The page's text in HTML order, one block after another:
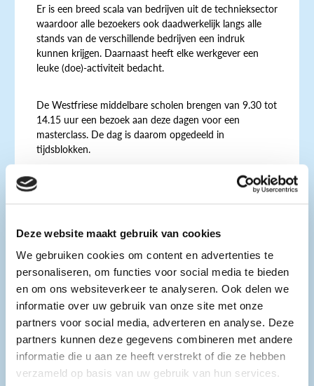
Deze website maakt gebruik van cookies
We gebruiken cookies om content en advertenties te
personaliseren, om functies voor social media te bieden
en om ons websiteverkeer te analyseren. Ook delen we
informatie over uw gebruik van onze site met onze
partners voor social media, adverteren en analyse. Deze
partners kunnen deze gegevens combineren met andere
informatie die u aan ze heeft verstrekt of die ze hebben
verzameld op basis van uw gebruik van hun services.
Er is een breed scala van bedrijven uit de technieksector
waardoor alle bezoekers ook daadwerkelijk langs alle
stands van de verschillende bedrijven een indruk
kunnen krijgen. Daarnaast heeft elke werkgever een
leuke (doe)-activiteit bedacht.
De Westfriese middelbare scholen brengen van 9.30 tot
14.15 uur een bezoek aan deze dagen voor een
masterclass. De dag is daarom opgedeeld in
tijdsblokken.
Geïnteresseerd in een technische baan? Kom dan langs!
Na 14.15 uur is er gelegenheid voor andere
en grootouders om kennis te maken met de bedrijven in
Een mooie baan in de techniek waar men trots kan zijn
op het product of het behaalde resultaat.
Wij ontvangen ook groepen leerlingen/studenten.
Openingstijden
Crescendo